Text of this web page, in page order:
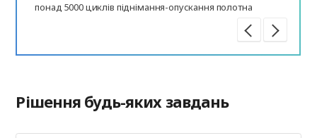
понад 5000 циклів піднімання-опускання полотна
Рішення будь-яких завдань